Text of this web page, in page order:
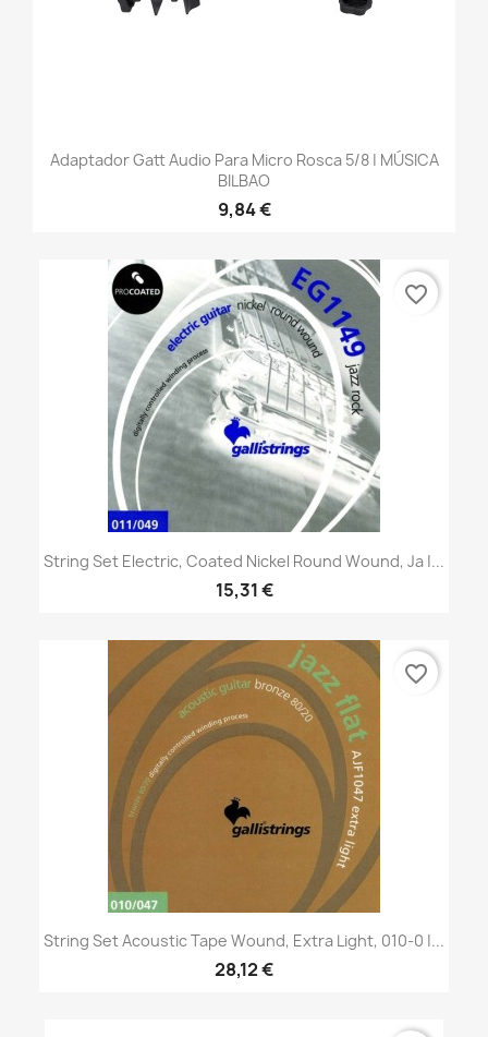
Adaptador Gatt Audio Para Micro Rosca 5/8 | MÚSICA
BILBAO
9,84 €
String Set Electric, Coated Nickel Round Wound, Ja |...
15,31 €
favorite_border
String Set Acoustic Tape Wound, Extra Light, 010-0 |...
28,12 €
favorite_border